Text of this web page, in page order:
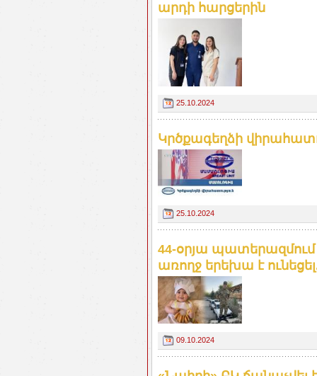
արդի հարցերին
25.10.2024
Կրծքագեղձի
25.10.2024
44-օրյա պատերազմում
առողջ երեխա է
09.10.2024